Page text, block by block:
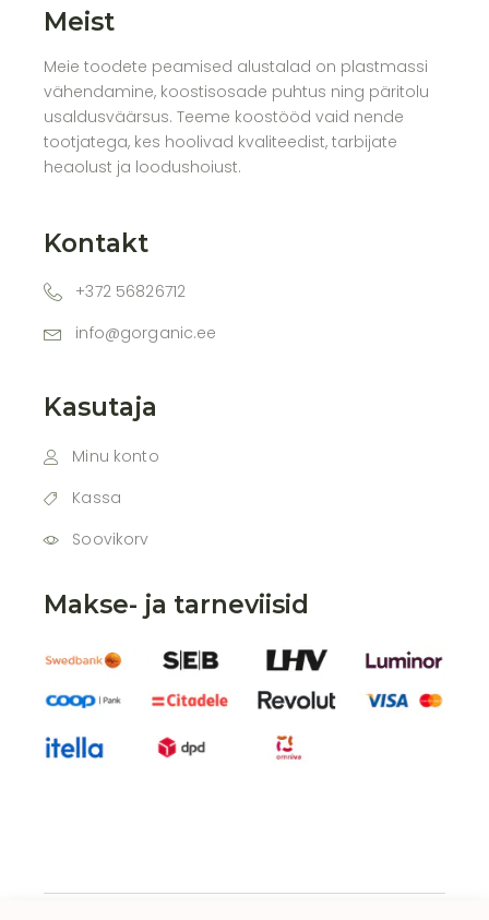
Meist
Meie toodete peamised alustalad on plastmassi
vähendamine, koostisosade puhtus ning päritolu
usaldusväärsus. Teeme koostööd vaid nende
tootjatega, kes hoolivad kvaliteedist, tarbijate
heaolust ja loodushoiust.
Kontakt
+372 56826712
info@gorganic.ee
Kasutaja
Minu konto
Kassa
Soovikorv
Makse- ja tarneviisid